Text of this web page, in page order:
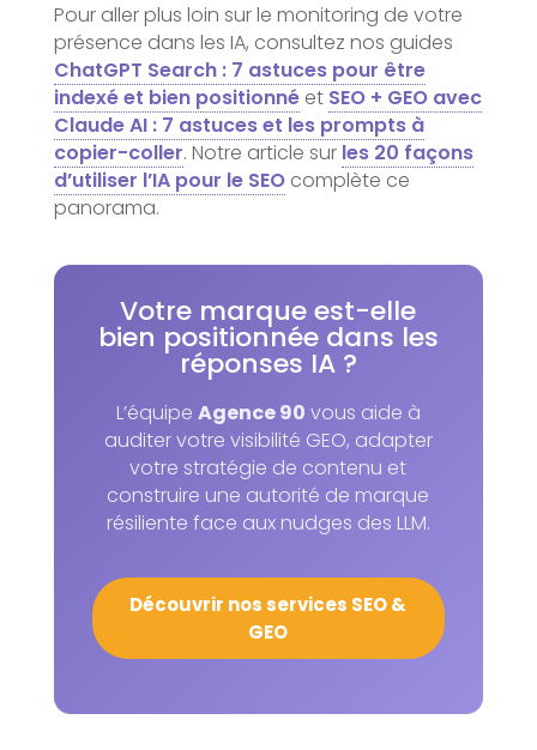
Pour aller plus loin sur le monitoring de votre
présence dans les IA, consultez nos guides
ChatGPT Search : 7 astuces pour être
indexé et bien positionnéet SEO + GEO avec
Claude AI : 7 astuces et les prompts à
copier-coller. Notre article sur les 20 façons
d’utiliser l’IA pour le SEOcomplète ce
panorama.
Votre marque est-elle
bien positionnée dans les
réponses IA ?
L’équipe Agence 90 vous aide à
auditer votre visibilité GEO, adapter
votre stratégie de contenu et
construire une autorité de marque
résiliente face aux nudges des LLM.
Découvrir nos services SEO &
GEO